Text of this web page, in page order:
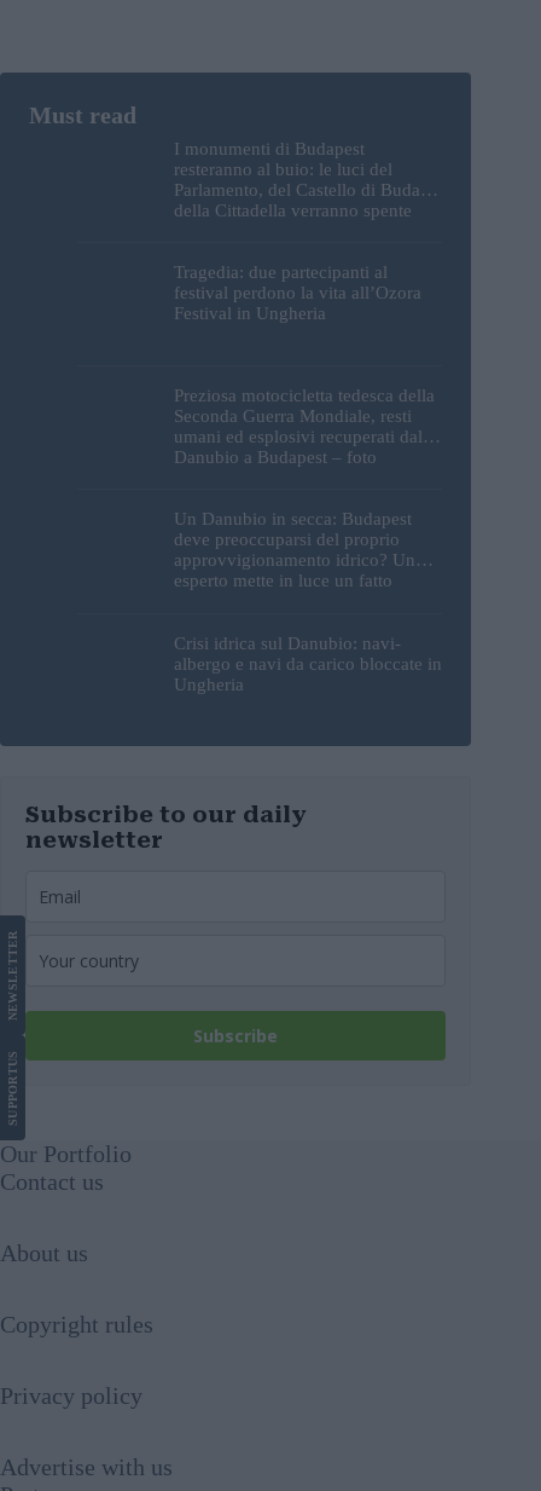
I monumenti di Budapest
resteranno al buio: le luci del
Parlamento, del Castello di Buda e
della Cittadella verranno spente
Tragedia: due partecipanti al
festival perdono la vita all’Ozora
Festival in Ungheria
Preziosa motocicletta tedesca della
Seconda Guerra Mondiale, resti
umani ed esplosivi recuperati dal
Danubio a Budapest – foto
Un Danubio in secca: Budapest
deve preoccuparsi del proprio
approvvigionamento idrico? Un
esperto mette in luce un fatto
Crisi idrica sul Danubio: navi-
albergo e navi da carico bloccate in
Ungheria
Subscribe to our daily
newsletter
Subscribe
SUPPORT
US
NEWS
LETTER
Our Portfolio
Contact us
About us
Copyright rules
Privacy policy
Advertise with us